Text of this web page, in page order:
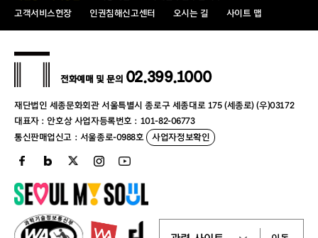
고객서비스헌장
인권침해신고센터 오시는 길 사이트 맵
재단법인 세종문화회관 서울특별시 종로구 세종대로 175 (세종로) (우)03172
대표자 : 안호상 사업자등록번호 : 101-82-06773
통신판매업신고 : 서울종로-0988호 사업자정보확인
전화예매 및 문의 02.399.1000